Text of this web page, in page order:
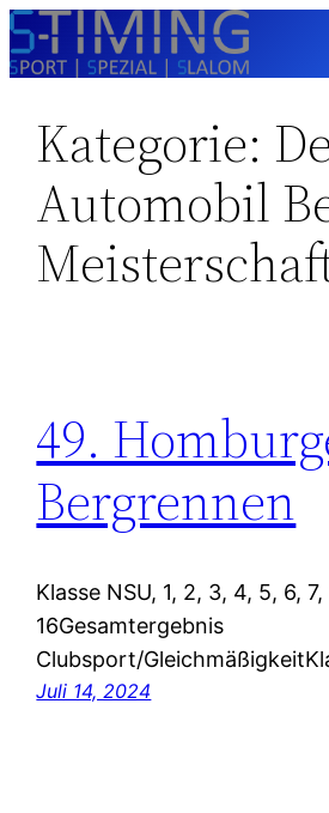
Zum
Inhalt
Kategorie:
Automobil
49.
Bergrennen
Klasse NSU, 1, 2, 3, 4, 5, 6, 7,
16Gesamtergebnis
Clubsport/
Juli 14, 2024